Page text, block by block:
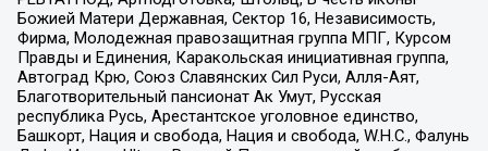
Божией Матери Державная, Сектор 16, Независимость,
Фирма, Молодежная правозащитная группа МПГ, Курсом
Правды и Единения, Каракольская инициативная группа,
Автоград Крю, Союз Славянских Сил Руси, Алля-Аят,
Благотворительный пансионат Ак Умут, Русская
республика Русь, Арестантское уголовное единство,
Башкорт, Нация и свобода, Нация и свобода, W.H.С., Фалунь